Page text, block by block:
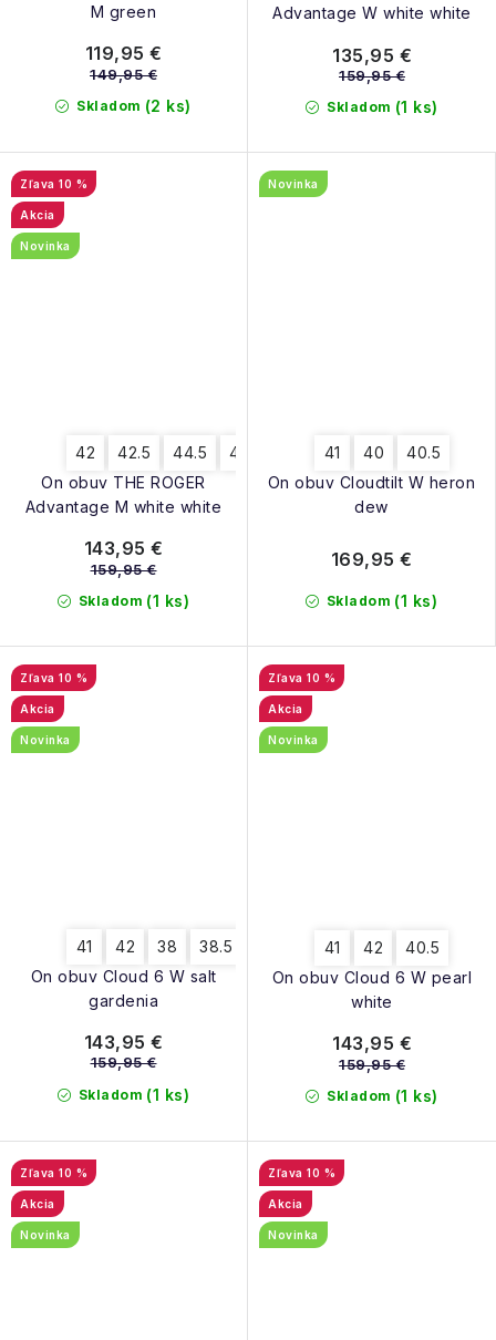
M green
Skladom (2 ks)
119,95 €
149,95 €
Advantage W white white
Skladom (1 ks)
135,95 €
159,95 €
On obuv THE ROGER
Advantage M white white
10 %
Akcia
Novinka
42 42.5 44.5 46
Skladom (1 ks)
143,95 €
159,95 €
On obuv Cloudtilt W heron
dew
Novinka
41 40 40.5
Skladom (1 ks)
169,95 €
On obuv Cloud 6 W salt
gardenia
10 %
Akcia
Novinka
41 42 38 38.5 40.5
Skladom (1 ks)
143,95 €
159,95 €
On obuv Cloud 6 W pearl
white
10 %
Akcia
Novinka
41 42 40.5
Skladom (1 ks)
143,95 €
159,95 €
10 %
Akcia
Novinka
10 %
Akcia
Novinka